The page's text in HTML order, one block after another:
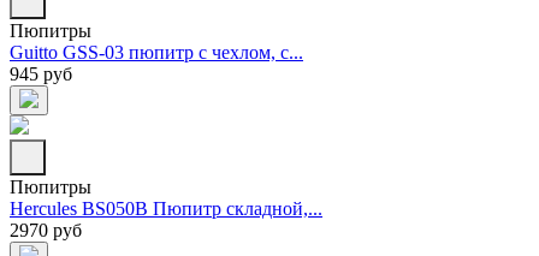
Пюпитры
Guitto GSS-03 пюпитр с чехлом, с...
945 руб
Пюпитры
Hercules BS050B Пюпитр складной,...
2970 руб